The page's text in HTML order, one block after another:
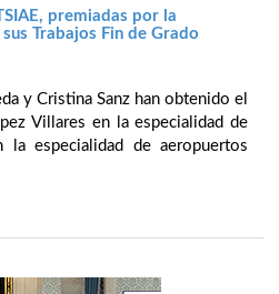
premiadas por la
Trabajos Fin de Grado
y Cristina Sanz han obtenido el
Villares en la especialidad de
la especialidad de aeropuertos